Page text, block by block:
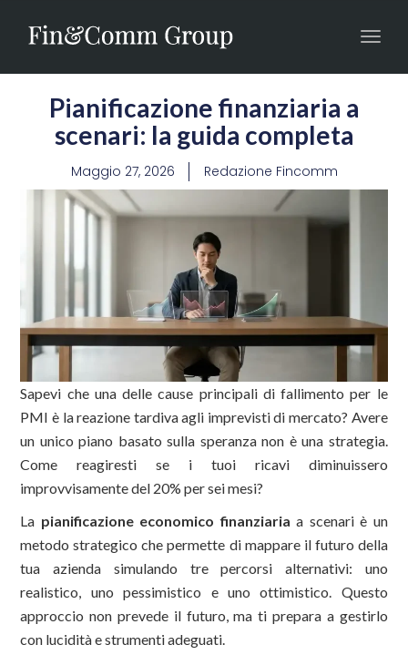
Pianificazione finanziaria a
scenari: la guida completa
Maggio 27, 2026 Redazione Fincomm
Sapevi che una delle cause principali di fallimento per le
PMI è la reazione tardiva agli imprevisti di mercato? Avere
un unico piano basato sulla speranza non è una strategia.
Come reagiresti se i tuoi ricavi diminuissero
improvvisamente del 20% per sei mesi?
La pianificazione economico finanziaria a scenari è un
metodo strategico che permette di mappare il futuro della
tua azienda simulando tre percorsi alternativi: uno
realistico, uno pessimistico e uno ottimistico. Questo
approccio non prevede il futuro, ma ti prepara a gestirlo
con lucidità e strumenti adeguati.